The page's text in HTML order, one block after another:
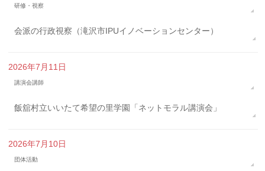
研修・視察
会派の行政視察（滝沢市IPUイノベーションセンター）
2026年7月11日
講演会講師
飯舘村立いいたて希望の里学園「ネットモラル講演会」
2026年7月10日
団体活動